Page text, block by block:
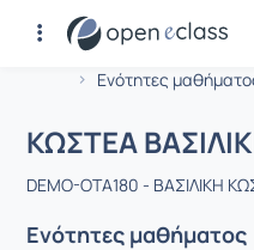
Αρχική Σελίδα
Ενότητες
Μάθημα : ΚΩΣΤΕΑ
ΚΩΣΤΕΑ
DEMO-OTA180 - ΒΑΣΙΛΙΚΗ
Ενότητες μαθήματος